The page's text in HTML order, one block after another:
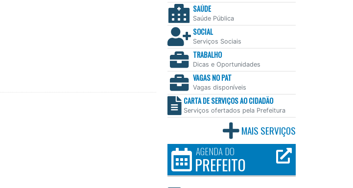
SAÚDE
Saúde Pública
SOCIAL
Serviços Sociais
TRABALHO
Dicas e Oportunidades
VAGAS NO PAT
Vagas disponíveis
CARTA DE SERVIÇOS AO CIDADÃO
Serviços ofertados pela Prefeitura
MAIS SERVIÇOS
AGENDA DO
PREFEITO